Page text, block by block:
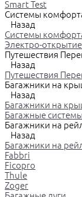
Smart Test
Системы
Назад
Системы
Электро-
Путешествия
Назад
Путешествия
Багажники на
Назад
Багажники на
Багажные системы
Багажники на
Назад
Багажники на
Fabbri
Ficopro
Thule
Zoger